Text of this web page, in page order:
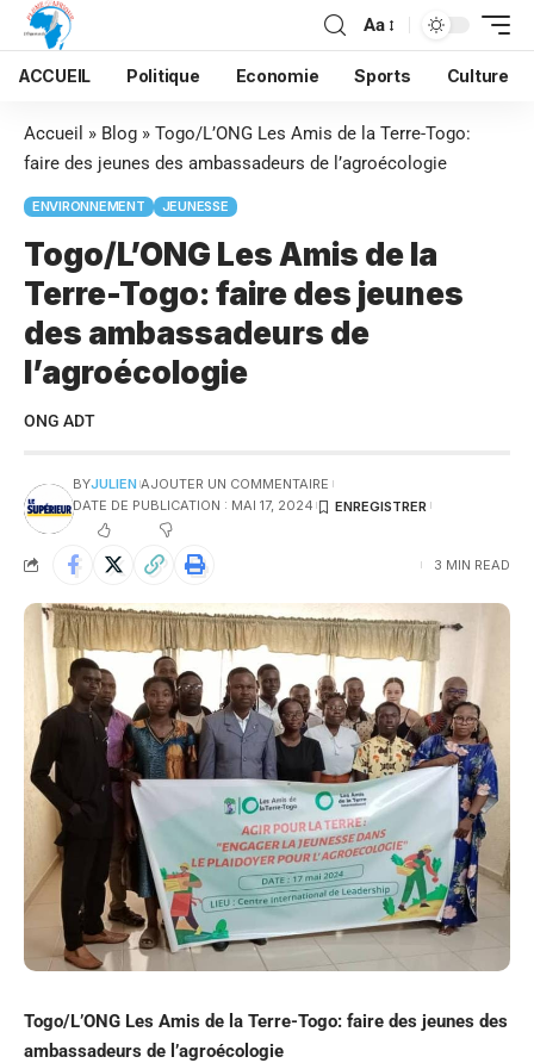
Aa
ACCUEIL Politique Economie Sports Culture
Accueil » Blog » Togo/L’ONG Les Amis de la Terre-Togo:
faire des jeunes des ambassadeurs de l’agroécologie
ENVIRONNEMENT JEUNESSE
Togo/L’ONG Les Amis de la
Terre-Togo: faire des jeunes
des ambassadeurs de
l’agroécologie
ONG ADT
BYJULIEN AJOUTER UN COMMENTAIRE
DATE DE PUBLICATION : MAI 17, 2024
3 MIN READ
Togo/L’ONG Les Amis de la Terre-Togo: faire des jeunes des
ambassadeurs de l’agroécologie